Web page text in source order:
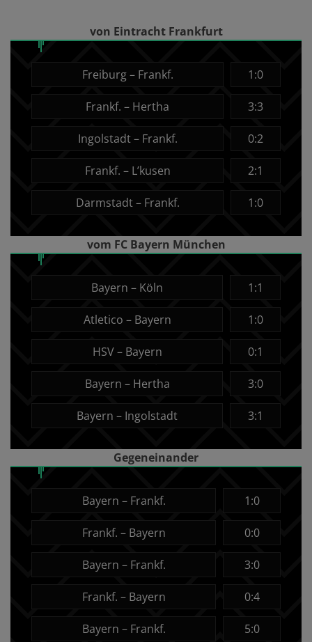
von Eintracht Frankfurt
Freiburg – Frankf. 1:0
Frankf. – Hertha 3:3
Ingolstadt – Frankf. 0:2
Frankf. – L’kusen 2:1
Darmstadt – Frankf. 1:0
vom FC Bayern München
Bayern – Köln 1:1
Atletico – Bayern 1:0
HSV – Bayern 0:1
Bayern – Hertha 3:0
Bayern – Ingolstadt 3:1
Gegeneinander
Bayern – Frankf. 1:0
Frankf. – Bayern 0:0
Bayern – Frankf. 3:0
Frankf. – Bayern 0:4
Bayern – Frankf. 5:0